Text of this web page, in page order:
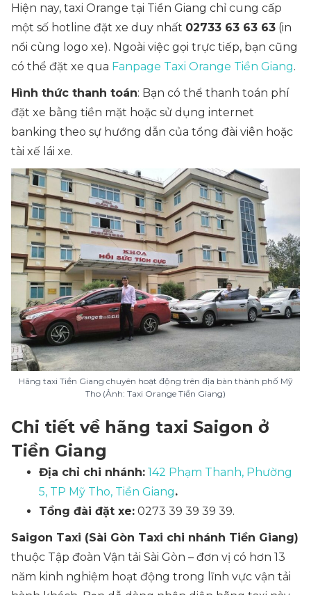
Hiện nay, taxi Orange tại Tiền Giang chỉ cung cấp
một số hotline đặt xe duy nhất 02733 63 63 63 (in
nổi cùng logo xe). Ngoài việc gọi trực tiếp, bạn cũng
có thể đặt xe qua Fanpage Taxi Orange Tiền Giang.
Hình thức thanh toán: Bạn có thể thanh toán phí
đặt xe bằng tiền mặt hoặc sử dụng internet
banking theo sự hướng dẫn của tổng đài viên hoặc
tài xế lái xe.
Hãng taxi Tiền Giang chuyên hoạt động trên địa bàn thành phố Mỹ
Tho (Ảnh: Taxi Orange Tiền Giang)
Chi tiết về hãng taxi Saigon ở
Tiền Giang
Địa chỉ chi nhánh: 142 Phạm Thanh, Phường
5, TP Mỹ Tho, Tiền Giang.
Tổng đài đặt xe: 0273 39 39 39 39.
Saigon Taxi (Sài Gòn Taxi chi nhánh Tiền Giang)
thuộc Tập đoàn Vận tải Sài Gòn – đơn vị có hơn 13
năm kinh nghiệm hoạt động trong lĩnh vực vận tải